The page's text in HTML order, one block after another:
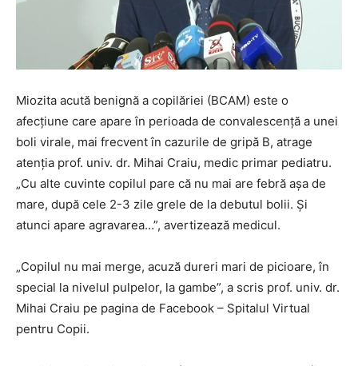
Miozita acută benignă a copilăriei (BCAM) este o
afecțiune care apare în perioada de convalescență a unei
boli virale, mai frecvent în cazurile de gripă B, atrage
atenția prof. univ. dr. Mihai Craiu, medic primar pediatru.
„Cu alte cuvinte copilul pare că nu mai are febră așa de
mare, după cele 2-3 zile grele de la debutul bolii. Și
atunci apare agravarea…”, avertizează medicul.
„Copilul nu mai merge, acuză dureri mari de picioare, în
special la nivelul pulpelor, la gambe”, a scris prof. univ. dr.
Mihai Craiu pe pagina de Facebook – Spitalul Virtual
pentru Copii.